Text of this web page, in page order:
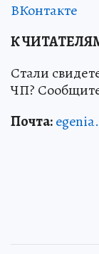
ВКонтакте
К
Стали
ЧП?
Почта: